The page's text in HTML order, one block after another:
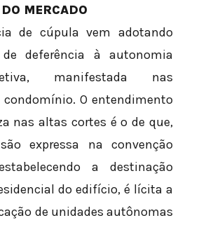
MERCADO
de cúpula vem adotando
deferência à autonomia
manifestada nas
condomínio. O entendimento
nas altas cortes é o de que,
expressa na convenção
a destinação
do edifício, é lícita a
de unidades autônomas